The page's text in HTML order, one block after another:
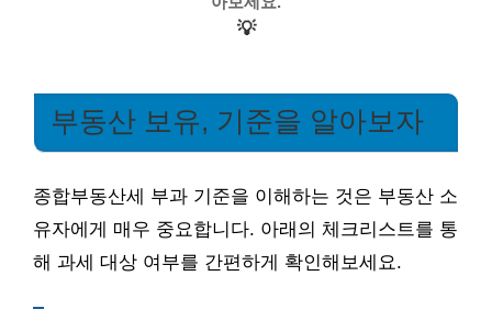
💡
부동산 보유, 기준을 알아보자
종합부동산세 부과 기준을 이해하는 것은 부동산 소
유자에게 매우 중요합니다. 아래의 체크리스트를 통
해 과세 대상 여부를 간편하게 확인해보세요.